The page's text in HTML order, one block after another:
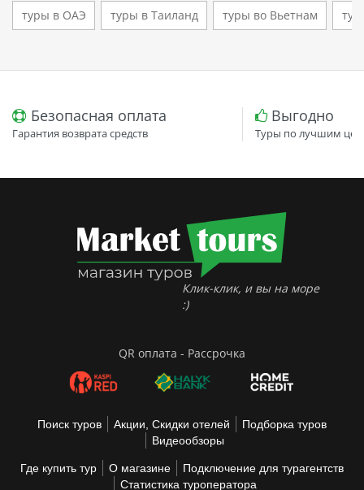
туры в ОАЭ туры в Таиланд туры во Вьетнам
Безопасная оплата
Гарантия возврата средств
Выгодно
Туры по лучшим
Клик-клик, и вы на море
:)
QR оплата - Рассрочка
Поиск туров Акции, Скидки отелей
Подборка туров
Видеообзоры
Где купить тур О магазине
Подключение для турагентств
Статистика туроператора